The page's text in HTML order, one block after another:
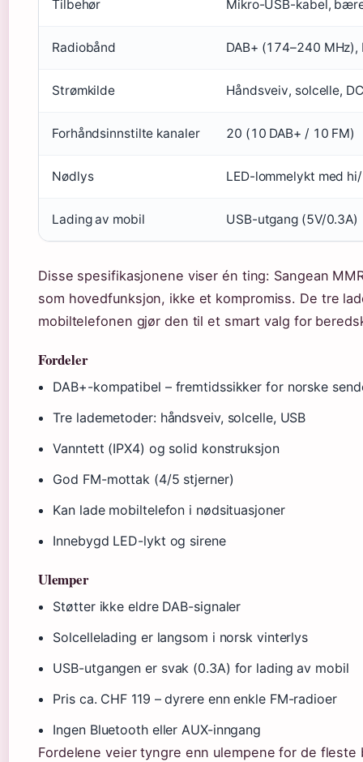
Tilbehør Mikro-USB-kabel,
Radiobånd DAB+ (174–240
Strømkilde Håndsveiv, solcelle,
Forhåndsinnstilte kanaler 20 (10 DAB+ / 10 FM)
Nødlys LED-lommelykt med
Lading av mobil USB-utgang (5V/0.3A)
Disse spesifikasjonene viser én ting: Sangean
som hovedfunksjon, ikke et kompromiss. De tre
mobiltelefonen gjør den til et smart valg for
Fordeler
DAB+-kompatibel – fremtidssikker for norske
Tre lademetoder: håndsveiv, solcelle, USB
Vanntett (IPX4) og solid konstruksjon
God FM-mottak (4/5 stjerner)
Kan lade mobiltelefon i nødsituasjoner
Innebygd LED-lykt og sirene
Ulemper
Støtter ikke eldre DAB-signaler
Solcellelading er langsom i norsk vinterlys
USB-utgangen er svak (0.3A) for lading av mobil
Pris ca. CHF 119 – dyrere enn enkle FM-radioer
Ingen Bluetooth eller AUX-inngang
Fordelene veier tyngre enn ulempene for de